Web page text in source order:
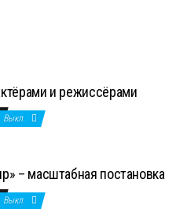
и режиссёрами
Выкл.
– масштабная постановка
Выкл.